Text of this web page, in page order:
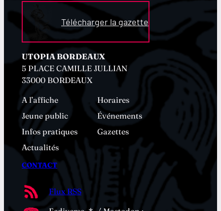
Télécharger la gazette
UTOPIA BORDEAUX
5 PLACE CAMILLE JULLIAN
33000 BORDEAUX
A l’affiche
Horaires
Jeune public
Événements
Infos pratiques
Gazettes
Actualités
CONTACT
Flux RSS